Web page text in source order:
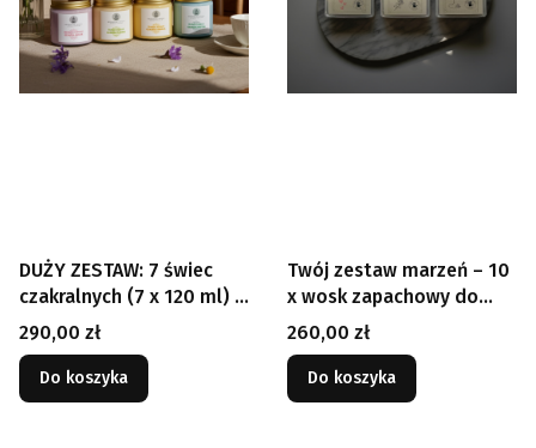
DUŻY ZESTAW: 7 świec
czakralnych (7 x 120 ml) +
e-book GRATIS
Cena
290,00 zł
Do koszyka
Twój zestaw marzeń – 10
x wosk zapachowy do
kominka
Cena
260,00 zł
Do koszyka